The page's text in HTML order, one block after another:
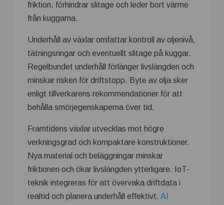
friktion, förhindrar slitage och leder bort värme
från kuggarna.
Underhåll av växlar omfattar kontroll av oljenivå,
tätningsringar och eventuellt slitage på kuggar.
Regelbundet underhåll förlänger livslängden och
minskar risken för driftstopp. Byte av olja sker
enligt tillverkarens rekommendationer för att
behålla smörjegenskaperna över tid.
Framtidens växlar utvecklas mot högre
verkningsgrad och kompaktare konstruktioner.
Nya material och beläggningar minskar
friktionen och ökar livslängden ytterligare. IoT-
teknik integreras för att övervaka driftdata i
realtid och planera underhåll effektivt. AI